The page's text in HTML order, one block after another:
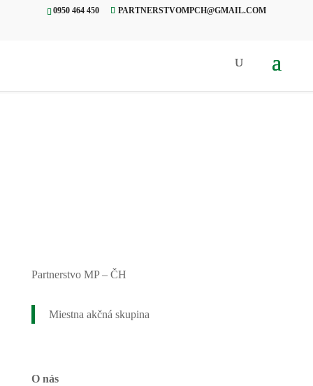
0950 464 450 PARTNERSTVOMPCH@GMAIL.COM
Partnerstvo MP – ČH
Miestna akčná skupina
O nás